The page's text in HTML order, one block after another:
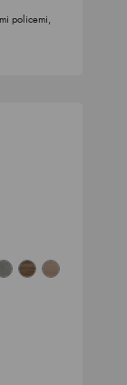
policemi,